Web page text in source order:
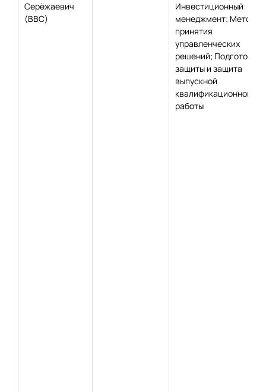
Серёжаевич
(ВВС)
Инвестиционный
менеджмент; Методы
принятия
управленческих
решений; Подготовка
защиты и защита
выпускной
квалификационной
работы